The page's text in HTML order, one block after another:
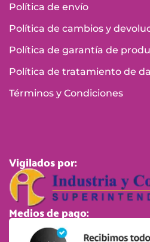
Política de envío
Política de cambios y
Política de garantía de
Política de tratamiento de
Términos y Condiciones
Vigilados por:
Medios de pago: